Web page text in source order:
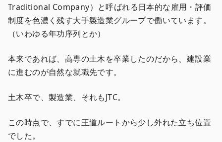
Traditional Company）と呼ばれる日本的な雇用・評価
制度を色濃く残す大手製造業グループで働いています。
（いわゆる年功序列とか）
本来であれば、高専の土木を卒業したのだから、建設業
に進むのが自然な就職先です。
土木卒で、製造業、それもJTC。
この時点で、すでに王道ルートから少し外れた立ち位置
でした。